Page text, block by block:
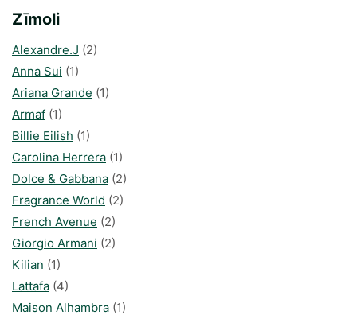
Zīmoli
Alexandre.J (2)
Anna Sui (1)
Ariana Grande (1)
Armaf (1)
Billie Eilish (1)
Carolina Herrera (1)
Dolce & Gabbana (2)
Fragrance World (2)
French Avenue (2)
Giorgio Armani (2)
Kilian (1)
Lattafa (4)
Maison Alhambra (1)